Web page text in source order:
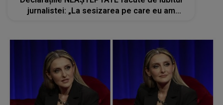
jurnalistei: „La sesizarea pe care eu am